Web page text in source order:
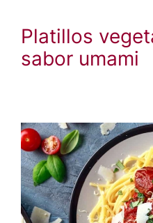
Platillos
sabor umami